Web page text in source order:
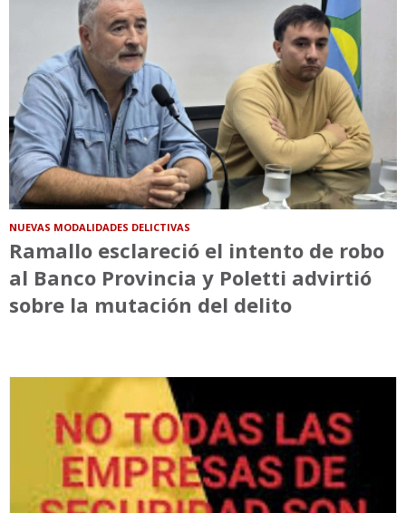
NUEVAS MODALIDADES DELICTIVAS
Ramallo esclareció el intento de robo
al Banco Provincia y Poletti advirtió
sobre la mutación del delito